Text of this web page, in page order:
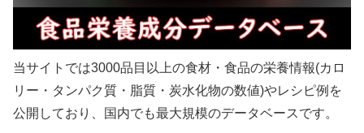
当サイトでは3000品目以上の食材・食品の栄養情報(カロ
リー・タンパク質・脂質・炭水化物の数値)やレシピ例を
公開しており、国内でも最大規模のデータベースです。